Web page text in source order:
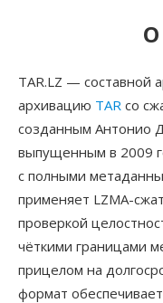
TAR.LZ — составной
архивацию TAR со
созданным Антонио
выпущенным в 2009
с полными
применяет LZMA-
проверкой
чёткими границами
прицелом на
формат